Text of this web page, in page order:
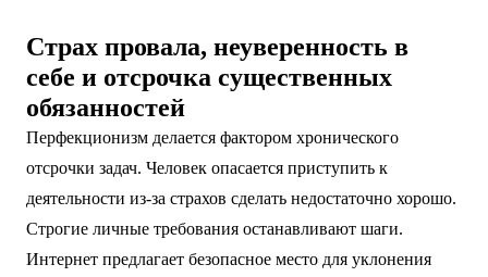
Страх провала, неуверенность в
себе и отсрочка существенных
обязанностей
Перфекционизм делается фактором хронического
отсрочки задач. Человек опасается приступить к
деятельности из-за страхов сделать недостаточно хорошо.
Строгие личные требования останавливают шаги.
Интернет предлагает безопасное место для уклонения